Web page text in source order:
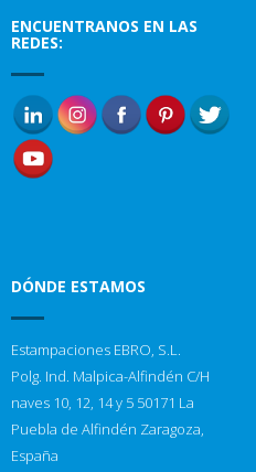
ENCUENTRANOS EN LAS
REDES:
DÓNDE ESTAMOS
Estampaciones EBRO, S.L.
Polg. Ind. Malpica-Alfindén C/H
naves 10, 12, 14 y 5 50171 La
Puebla de Alfindén Zaragoza,
España